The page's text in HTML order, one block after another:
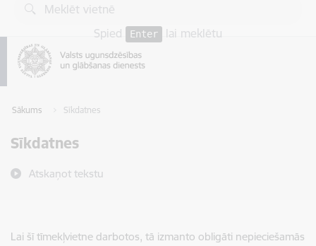
Pāriet uz lapas saturu
Spied
Enter lai meklētu
Sākums Sīkdatnes
Sīkdatnes
Atskaņot tekstu
Lai šī tīmekļvietne darbotos, tā izmanto obligāti nepieciešamās